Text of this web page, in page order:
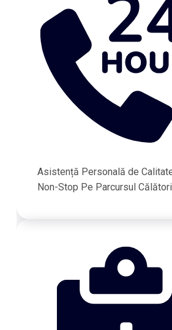
Asistență Personală de
Non-Stop Pe Parcursul